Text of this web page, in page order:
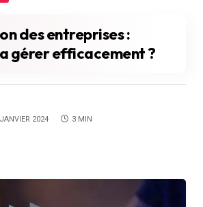
des entreprises :
gérer efficacement ?
2024 3 MIN